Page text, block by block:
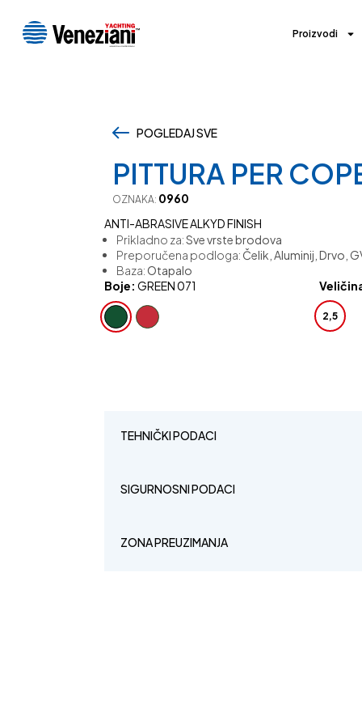
Proizvodi
POGLEDAJ SVE,
PITTURA PER
OZNAKA: 0960
ANTI-ABRASIVE ALKYD FINISH
Prikladno za:Sve vrste brodova
Preporučena podloga: Čelik, Aluminij, Drvo,
Baza:Otapalo
Boje: GREEN 071
2,5
TEHNIČKI PODACI
SIGURNOSNI PODACI
ZONA PREUZIMANJA